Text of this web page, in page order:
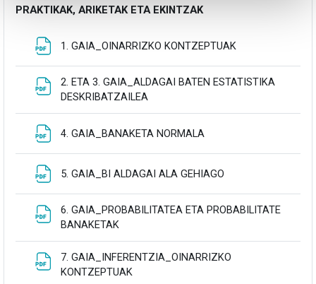
PRAKTIKAK, ARIKETAK ETA EKINTZAK
1. GAIA_OINARRIZKO KONTZEPTUAK
2. ETA 3. GAIA_ALDAGAI BATEN ESTATISTIKA
DESKRIBATZAILEA
4. GAIA_BANAKETA NORMALA
5. GAIA_BI ALDAGAI ALA GEHIAGO
6. GAIA_PROBABILITATEA ETA PROBABILITATE
BANAKETAK
7. GAIA_INFERENTZIA_OINARRIZKO
KONTZEPTUAK